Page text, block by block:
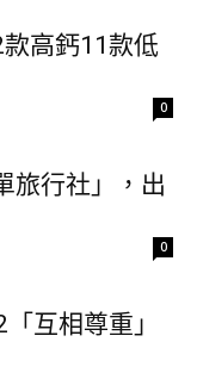
款高鈣11款低
0
旅行社」，出
0
互相尊重」